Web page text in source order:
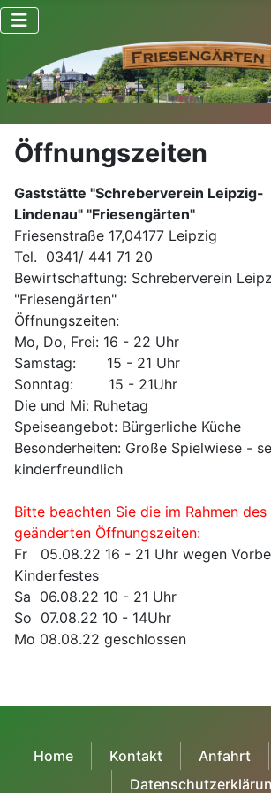
Öffnungszeiten
Gaststätte "Schreberverein Leipzig-
Lindenau" "Friesengärten"
Friesenstraße 17,04177 Leipzig
Tel. 0341/ 441 71 20
Bewirtschaftung: Schreberverein
"Friesengärten"
Öffnungszeiten:
Mo, Do, Frei: 16 - 22 Uhr
Samstag: 15 - 21 Uhr
Sonntag: 15 - 21Uhr
Die und Mi: Ruhetag
Speiseangebot: Bürgerliche Küche
Besonderheiten: Große Spielwiese -
kinderfreundlich
Bitte beachten Sie die im Rahmen
geänderten Öffnungszeiten:
Fr 05.08.22 16 - 21 Uhr wegen
Kinderfestes
Sa 06.08.22 10 - 21 Uhr
So 07.08.22 10 - 14Uhr
Mo 08.08.22 geschlossen
Home Kontakt Anfahrt